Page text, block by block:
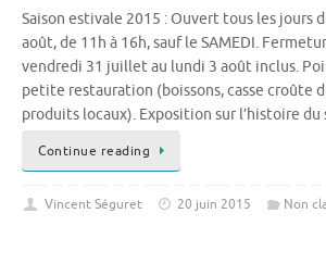
Saison estivale 2015 : Ouvert tous les jours
août, de 11h à 16h, sauf le SAMEDI.
vendredi 31 juillet au lundi 3 août inclus.
petite restauration (boissons, casse croûte
produits locaux). Exposition sur l’histoire
Continue reading
Vincent Séguret 20 juin 2015 Non